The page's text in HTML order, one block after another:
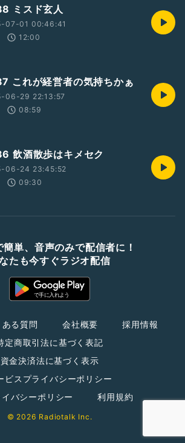
ミスド玄人
07-01 00:46:41
12:00
これが経営者の気持ちかぁ
06-29 22:13:57
08:59
飲酒散歩はキメセク
06-24 23:45:52
09:30
簡単、音声のみで配信者に！
たも今すぐラジオ配信
ある質問 会社概要
採用情報
定商取引法に基づく表記
資金決済法に基づく表示
ビスプライバシーポリシー
バシーポリシー
利用規約
© 2026 Radiotalk Inc.